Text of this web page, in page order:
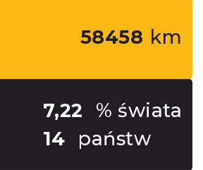
58458 km
7,22
% świata
14
państw